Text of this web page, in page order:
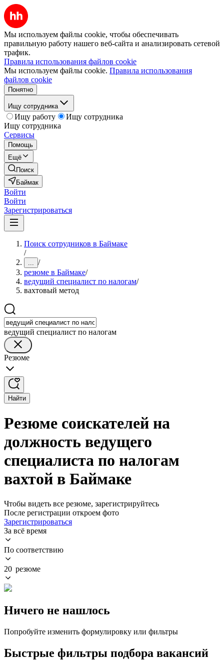
Мы используем файлы cookie, чтобы обеспечивать
правильную работу нашего веб-сайта и анализировать сетевой
трафик.
Правила использования файлов cookie
Мы используем файлы cookie. Правила использования
файлов cookie
Понятно
Ищу сотрудника
Ищу работу
Ищу сотрудника
Ищу сотрудника
Сервисы
Помощь
Ещё
Поиск
Баймак
Войти
Войти
Зарегистрироваться
Поиск сотрудников в Баймаке
/
... /
резюме в Баймаке/
ведущий специалист по налогам/
вахтовый метод
ведущий специалист по налогам
Резюме
Найти
Резюме соискателей на
должность ведущего
специалиста по налогам
вахтой в Баймаке
Чтобы видеть все резюме, зарегистрируйтесь
После регистрации откроем фото
Зарегистрироваться
За всё время
По соответствию
20 резюме
Ничего не нашлось
Попробуйте изменить формулировку или фильтры
Быстрые фильтры подбора вакансий